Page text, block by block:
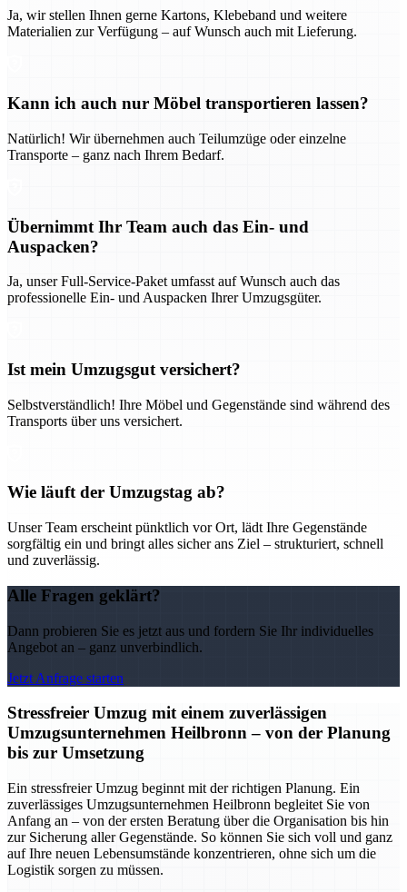
Ja, wir stellen Ihnen gerne Kartons, Klebeband und weitere
Materialien zur Verfügung – auf Wunsch auch mit Lieferung.
Kann ich auch nur Möbel transportieren lassen?
Natürlich! Wir übernehmen auch Teilumzüge oder einzelne
Transporte – ganz nach Ihrem Bedarf.
Übernimmt Ihr Team auch das Ein- und
Auspacken?
Ja, unser Full-Service-Paket umfasst auf Wunsch auch das
professionelle Ein- und Auspacken Ihrer Umzugsgüter.
Ist mein Umzugsgut versichert?
Selbstverständlich! Ihre Möbel und Gegenstände sind während des
Transports über uns versichert.
Wie läuft der Umzugstag ab?
Unser Team erscheint pünktlich vor Ort, lädt Ihre Gegenstände
sorgfältig ein und bringt alles sicher ans Ziel – strukturiert, schnell
und zuverlässig.
Alle Fragen geklärt?
Dann probieren Sie es jetzt aus und fordern Sie Ihr individuelles
Angebot an – ganz unverbindlich.
Jetzt Anfrage starten
Stressfreier Umzug mit einem zuverlässigen
Umzugsunternehmen Heilbronn – von der Planung
bis zur Umsetzung
Ein stressfreier Umzug beginnt mit der richtigen Planung. Ein
zuverlässiges Umzugsunternehmen Heilbronn begleitet Sie von
Anfang an – von der ersten Beratung über die Organisation bis hin
zur Sicherung aller Gegenstände. So können Sie sich voll und ganz
auf Ihre neuen Lebensumstände konzentrieren, ohne sich um die
Logistik sorgen zu müssen.